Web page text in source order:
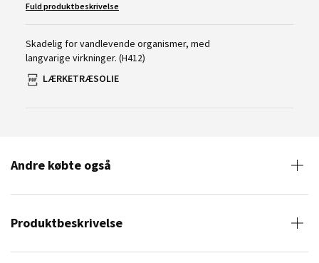
Fuld produktbeskrivelse
Skadelig for vandlevende organismer, med
langvarige virkninger. (H412)
LÆRKETRÆSOLIE
Andre købte også
Produktbeskrivelse